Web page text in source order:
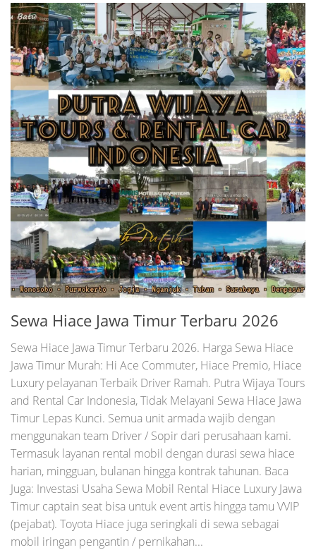
Sewa Hiace Jawa Timur Terbaru 2026
Sewa Hiace Jawa Timur Terbaru 2026. Harga Sewa Hiace
Jawa Timur Murah: Hi Ace Commuter, Hiace Premio, Hiace
Luxury pelayanan Terbaik Driver Ramah. Putra Wijaya Tours
and Rental Car Indonesia, Tidak Melayani Sewa Hiace Jawa
Timur Lepas Kunci. Semua unit armada wajib dengan
menggunakan team Driver / Sopir dari perusahaan kami.
Termasuk layanan rental mobil dengan durasi sewa hiace
harian, mingguan, bulanan hingga kontrak tahunan. Baca
Juga: Investasi Usaha Sewa Mobil Rental Hiace Luxury Jawa
Timur captain seat bisa untuk event artis hingga tamu VVIP
(pejabat). Toyota Hiace juga seringkali di sewa sebagai
mobil iringan pengantin / pernikahan...